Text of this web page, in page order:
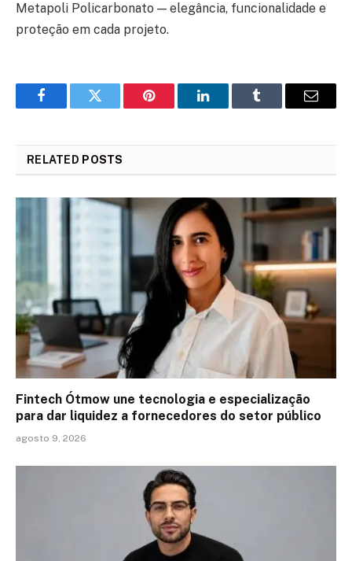
Metapoli Policarbonato — elegância, funcionalidade e
proteção em cada projeto.
FacebookTwitter Pinterest LinkedInTumblr Email
RELATED POSTS
Fintech Ótmow une tecnologia e especialização
para dar liquidez a fornecedores do setor público
agosto 9, 2026